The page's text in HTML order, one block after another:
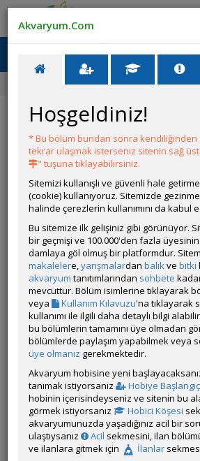
Ana Menü
Ana Sayfa
Forum Makaleler ve
Makaleler ve Tercümeler
YENİ KONU AÇ
KONULAR
📌 Yeni Tank Sendromu
ⓘ Akvaryumdaki azot
kurulumu detaylıca
Killifish
Açancomdur
Killifishler hakkında
makale.
Makrakanta (
AçanKoksal Gurkan
Makrakanta ile ilgili
derlenmiş kapsamlı bir
Bu forum ile ilgili bilgi ağacında
ek olarak 35 konu daha mevcut.
içintıklayınız
📌 Yeni Tank Sendromu Ve Azot
Açanbjkalley, son mesaj:
Akvaryum.Com
Hoşgeldiniz!
* Bu bölüm bundan sonra kendiliğinden
tekrar ulaşmak isterseniz sitenin sağ
" tuşuna tıklayabilirsiniz.
Sitemizi kullanışlı ve güvenli hale
(cookie) kullanıyoruz. Sitemizde
halinde çerezlerin kullanımını da kabul
Bu sitemize ilk gelişiniz gibi görünüyor.
bir geçmişi ve 100.000'den fazla üyesinin
damlaya göl olmuş bir platformdur.
makalelere,yarışmalardan balıkve bitki
akvaryum tanıtımlarından sohbete
mevcuttur. Bölüm isimlerine tıklayarak
veya
Kullanım Kılavuzu'na tıklayarak
kullanımı ile ilgili daha detaylı bilgi
bu bölümlerin tamamını üye olmadan
bölümlerde paylaşım yapabilmek veya
üye olmanız gerekmektedir.
Akvaryum hobisine yeni
tanımak istiyorsanız
Hobiye Başlangıç
hobinin içerisindeyseniz ve sitenin bu
görmek istiyorsanız
Hobici Köşesi
akvaryumunuzda yaşadığınız acil bir
ulaştıysanız
Acil sekmesini, ilan
ve ilanlara gitmek için
İlanlar